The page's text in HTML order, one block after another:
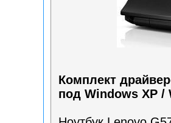
Комплект
под Windows XP /